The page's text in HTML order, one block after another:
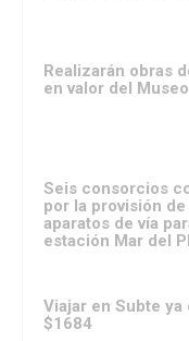
Realizarán obras
en valor del
Seis consorcios
por la provisión
aparatos de vía
estación Mar del
Viajar en Subte ya
$1684